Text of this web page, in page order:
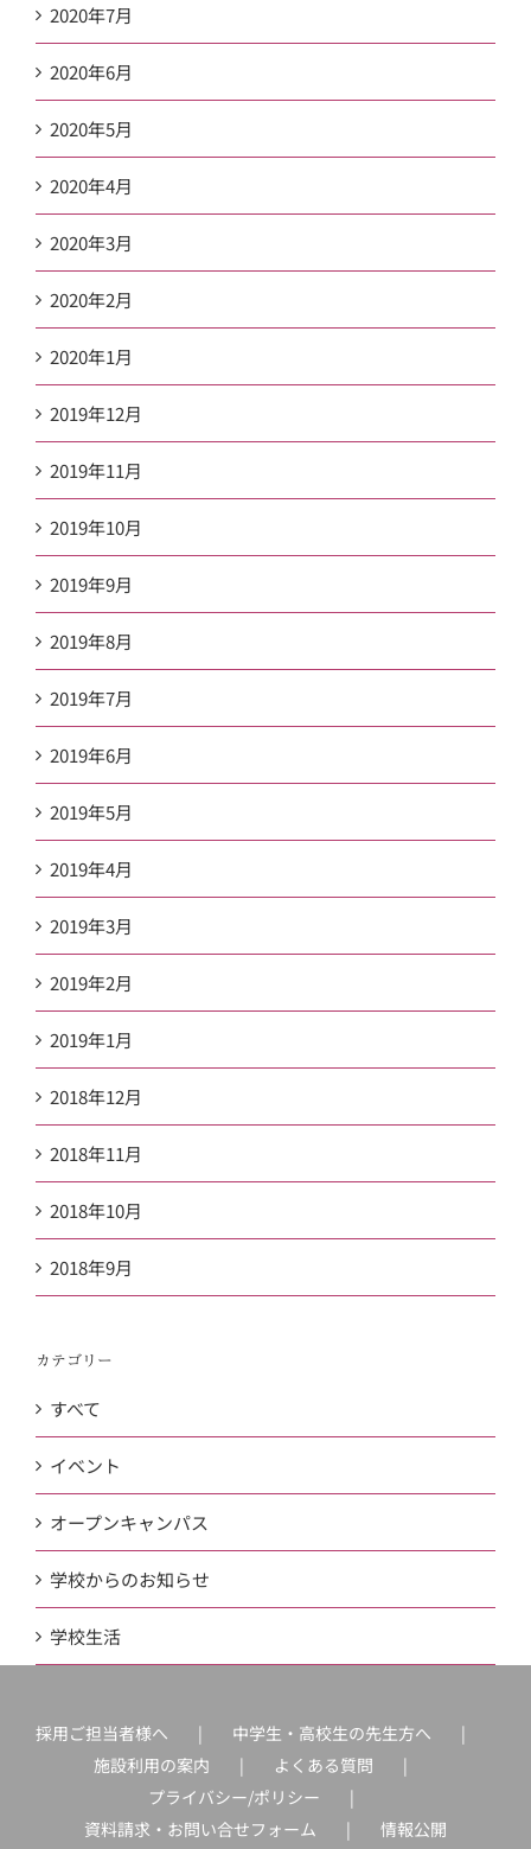
2020年7月
2020年6月
2020年5月
2020年4月
2020年3月
2020年2月
2020年1月
2019年12月
2019年11月
2019年10月
2019年9月
2019年8月
2019年7月
2019年6月
2019年5月
2019年4月
2019年3月
2019年2月
2019年1月
2018年12月
2018年11月
2018年10月
2018年9月
カテゴリー
すべて
イベント
オープンキャンパス
学校からのお知らせ
学校生活
採用ご担当者様へ
中学生・高校生の先生方へ
施設利用の案内
よくある質問
プライバシー/ポリシー
資料請求・お問い合せフォーム
情報公開